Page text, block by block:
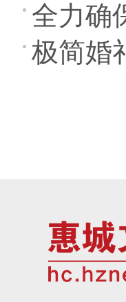
全力确
极简婚